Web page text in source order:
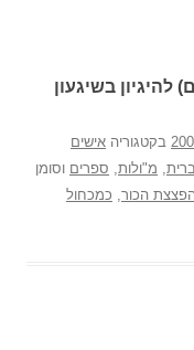
להיגיון בשיגעון
בקטגוריה אישים
מ"ולות ספרים וסומן
הכור כמכחול